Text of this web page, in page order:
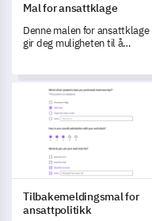
Mal for ansattklage
Denne malen for ansattklage
gir deg muligheten til å
deg med å forstå og håndtere
ulike klager.
Tilbakemeldingsmal for
Tilbakemeldingsmal for
ansattpolitikk